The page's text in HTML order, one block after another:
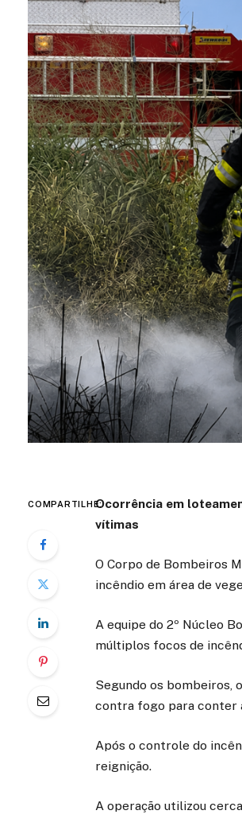
COMPARTILHE:Ocorrência em
vítimas
O Corpo de Bombeiros
incêndio em área de
A equipe do 2º Núcleo
múltiplos focos de
Segundo os bombeiros,
contra fogo para conter
Após o controle do
reignição.
A operação utilizou